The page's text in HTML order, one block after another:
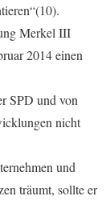
Merkel III
2014 einen
SPD und von
nicht
und
träumt, sollte er